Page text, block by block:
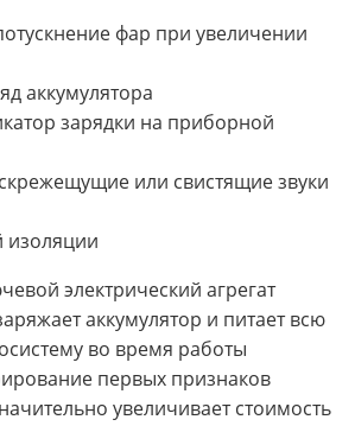
фар при увеличении
аккумулятора
зарядки на приборной
или свистящие звуки
изоляции
электрический агрегат
аккумулятор и питает всю
во время работы
первых признаков
увеличивает стоимость